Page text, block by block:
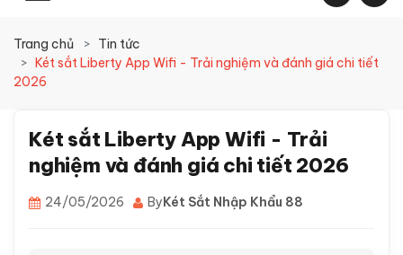
Trang chủ
Tin tức
Két sắt Liberty App Wifi - Trải nghiệm và đánh giá chi tiết
2026
Két sắt Liberty App Wifi - Trải
nghiệm và đánh giá chi tiết 2026
24/05/2026 ByKét Sắt Nhập Khẩu 88